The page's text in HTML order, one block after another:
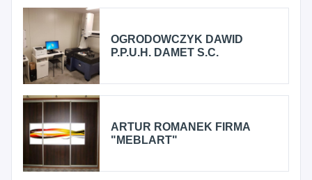
OGRODOWCZYK DAWID
P.P.U.H. DAMET S.C.
ARTUR ROMANEK FIRMA
"MEBLART"